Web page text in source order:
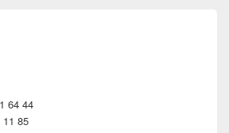
64 44
85